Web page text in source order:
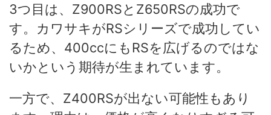
3つ目は、Z900RSとZ650RSの成功で
す。カワサキがRSシリーズで成功してい
るため、400ccにもRSを広げるのではな
いかという期待が生まれています。
一方で、Z400RSが出ない可能性もあり